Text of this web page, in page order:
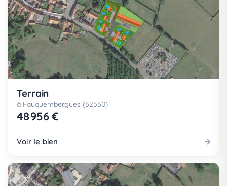
Terrain
à Fauquembergues (62560)
48 956 €
Voir le bien